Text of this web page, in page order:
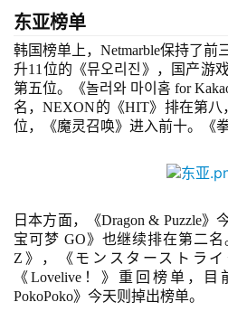
闲
游
戏
2
0
十
三
届
金
茶
东亚榜单
韩国榜单上 ，Netmarble保持了前
升11位的《뮤오리진 》，国产游
第五位。《놀러와 마이홈 for
名，NEXON的《HIT》排在第
位，《魔灵召唤》进入前十。《
日本方面， 《Dragon & Puzzle》
宝可梦 GO》也继续排在第二名
Z》，《 モンスターストライ
《Lovelive！》重回榜单，
PokoPoko》今天则掉出榜单。